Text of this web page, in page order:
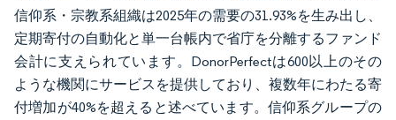
信仰系・宗教系組織は2025年の需要の31.93%を生み出し、
定期寄付の自動化と単一台帳内で省庁を分離するファンド
会計に支えられています。DonorPerfectは600以上のその
ような機関にサービスを提供しており、複数年にわたる寄
付増加が40%を超えると述べています。信仰系グループの